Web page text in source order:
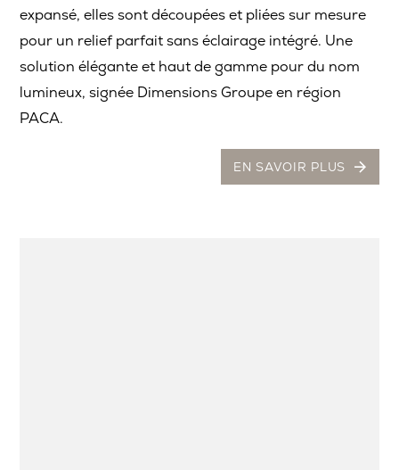
expansé, elles sont découpées et pliées sur mesure
pour un relief parfait sans éclairage intégré. Une
solution élégante et haut de gamme pour du nom
lumineux, signée Dimensions Groupe en région
PACA.
EN SAVOIR PLUS